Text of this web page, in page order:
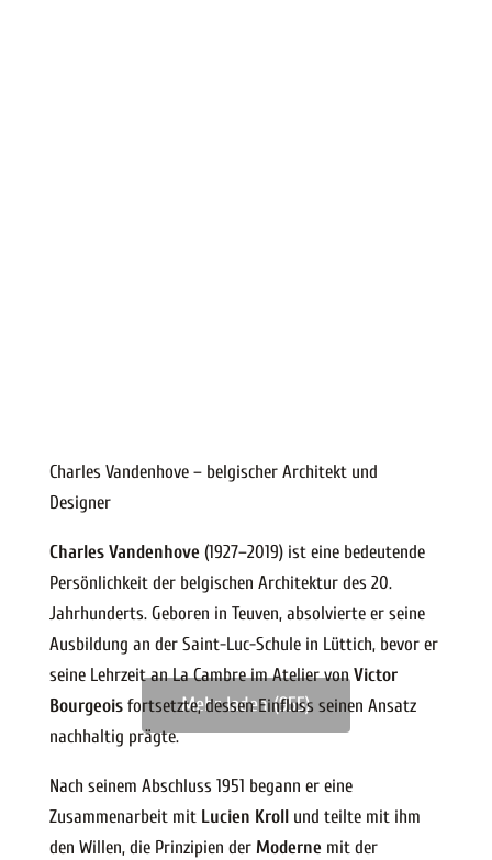
Mehr laden (955)
Charles Vandenhove – belgischer Architekt und
Designer
Charles Vandenhove(1927–2019) ist eine bedeutende
Persönlichkeit der belgischen Architektur des 20.
Jahrhunderts. Geboren in Teuven, absolvierte er seine
Ausbildung an der Saint-Luc-Schule in Lüttich, bevor er
seine Lehrzeit an La Cambre im Atelier vonVictor
Bourgeoisfortsetzte, dessen Einfluss seinen Ansatz
nachhaltig prägte.
Nach seinem Abschluss 1951 begann er eine
Zusammenarbeit mit Lucien Krollund teilte mit ihm
den Willen, die Prinzipien der Modernemit der